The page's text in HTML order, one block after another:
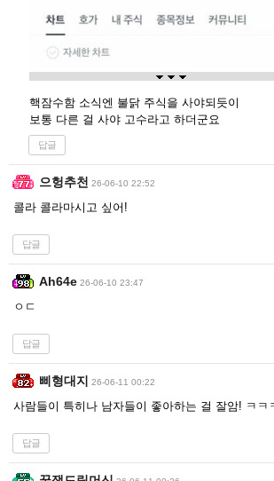
핵잠수함 소식엔 불닭 주식을 사야되듯이
보통 다른 걸 사야 고수라고 하더군요
답글
으헝추천 26-06-10 22:52
콜라 콜라마시고 싶어!
답글
Ah64e 26-06-10 23:47
ㅇㄷ
답글
삐형대지 26-06-11 00:22
사람들이 특히나 남자들이 좋아하는 걸 잘암! ㅋㅋ
답글